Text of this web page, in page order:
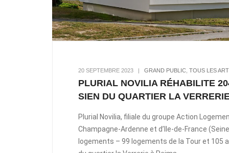
20 SEPTEMBRE 2023 | GRAND PUBLIC TOUS LES
PLURIAL NOVILIA RÉHABILITE
SIEN DU QUARTIER LA
Plurial Novilia, filiale du groupe Action
Champagne-Ardenne et d’Ile-de-France
logements – 99 logements de la Tour et